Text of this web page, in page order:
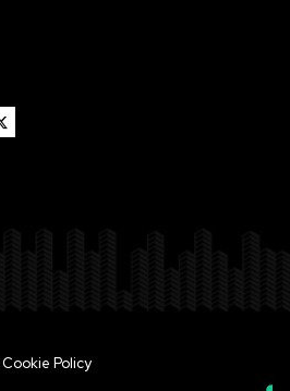
Cookie Policy